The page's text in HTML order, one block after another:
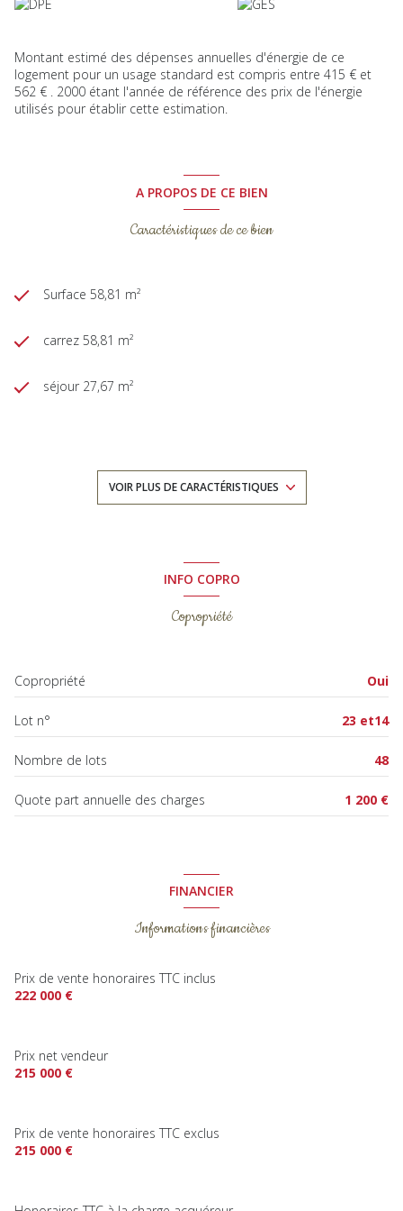
Montant estimé des dépenses annuelles d'énergie de ce
logement pour un usage standard est compris entre 415 € et
562 € . 2000 étant l'année de référence des prix de l'énergie
utilisés pour établir cette estimation.
A PROPOS DE CE BIEN
Caractéristiques de ce bien
Surface 58,81 m²
carrez 58,81 m²
séjour 27,67 m²
Chauffage individuel : air pulsé (climatisation)
3 niveau(x)
3 étage(s)
VOIR PLUS DE CARACTÉRISTIQUES
INFO COPRO
Copropriété
Copropriété Oui
Lot n° 23 et14
Nombre de lots 48
Quote part annuelle des charges 1 200 €
FINANCIER
Informations financières
Prix de vente honoraires TTC inclus
222 000 €
Prix net vendeur
215 000 €
Prix de vente honoraires TTC exclus
215 000 €